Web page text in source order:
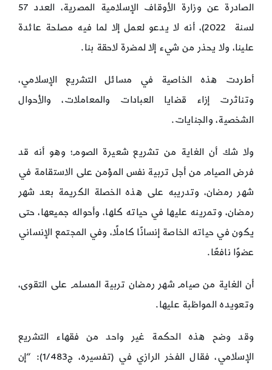
الصادرة عن وزارة الأوقاف الإسلامية المصرية، العدد 57
لسنة 2022)، أنه لا يدعو لعمل إلا لما فيه مصلحة عائدة
علينا، ولا يحذر من شيء إلا لمضرة لاحقة بنا.
أطردت هذه الخاصية في مسائل التشريع الإسلامي،
وتناثرت إزاء قضايا العبادات والمعاملات، والأحوال
الشخصية، والجنايات.
ولا شك أن الغاية من تشريع شعيرة الصوم؛ وهو أنه قد
فرض الصيام من أجل تربية نفس المؤمن على الاستقامة في
شهر رمضان، وتدريبه على هذه الخصلة الكريمة بعد شهر
رمضان، وتمرينه عليها في حياته كلها، وأحواله جميعها، حتى
يكون في حياته الخاصة إنسانًا كاملًا، وفي المجتمع الإنساني
عضوًا نافعًا.
أن الغاية من صيام شهر رمضان تربية المسلم على التقوى،
وتعويده المواظبة عليها.
وقد وضح هذه الحكمة غير واحد من فقهاء التشريع
الإسلامي، فقال الفخر الرازي في (تفسيره، ج1/483): “إن